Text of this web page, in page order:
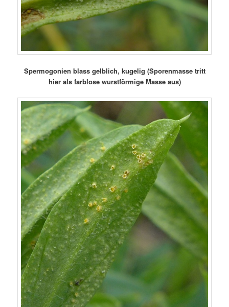
Spermogonien blass gelblich, kugelig (Sporenmasse tritt
hier als farblose wurstförmige Masse aus)